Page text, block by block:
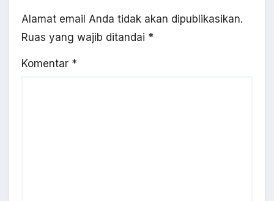
Alamat email Anda tidak akan dipublikasikan.
Ruas yang wajib ditandai *
Komentar *